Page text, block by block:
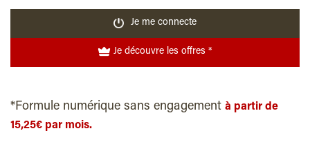
Je me connecte
Je découvre les offres *
*Formule numérique sans engagement à partir de
15,25€ par mois.